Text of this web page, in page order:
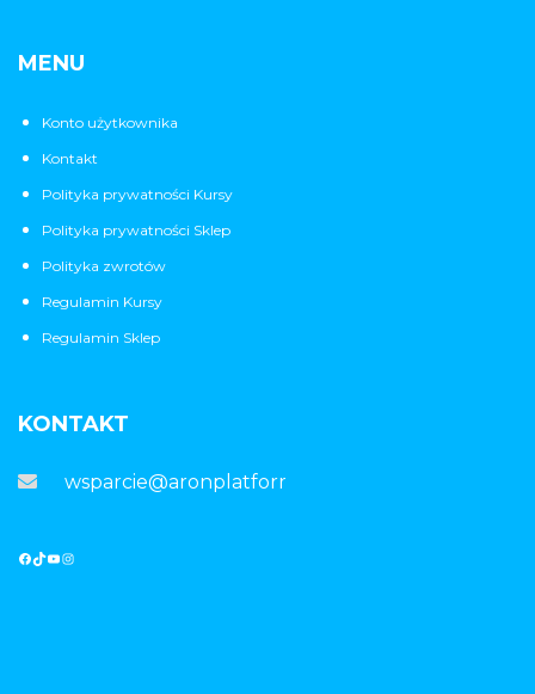
MENU
Konto użytkownika
Kontakt
Polityka prywatności Kursy
Polityka prywatności Sklep
Polityka zwrotów
Regulamin Kursy
Regulamin Sklep
KONTAKT
wsparcie@aronplatforma.pl